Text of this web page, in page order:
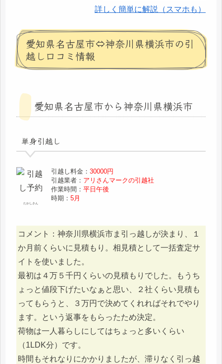
詳しく簡単に解説（スマホも）
愛知県名古屋市⇔神奈川県横浜市の引
越し口コミ情報
愛知県名古屋市から神奈川県横浜市
単身引越し
たかしさん
引越し料金：30000円
引越業者： アリさんマークの引越社
作業時間：平日午後
時期：5月
コメント：神奈川県横浜市ま引っ越しが決まり、１
か月前くらいに見積もり。相見積として一括査定サ
イトを使いました。
最初は４万５千円くらいの見積もりでした。もうち
ょっと値段下げたいなぁと思い、２社くらい見積も
ってもらうと、３万円で決めてくれればそれでやり
ます。という返事をもらったため決定。
荷物は一人暮らしにしてはちょっと多いくらい
（1LDK分）です。
時間もそれなりにかかりましたが、滞りなく引っ越